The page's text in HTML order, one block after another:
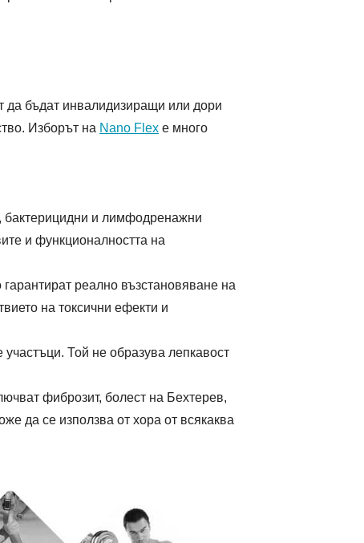
да бъдат инвалидизиращи или дори
Изборът на Nano Flex е много
бактерицидни и лимфодренажни
и функционалността на
реално възстановяване на
на токсични ефекти и
Той не образува лепкавост
фиброзит, болест на Бехтерев,
да се използва от хора от всякаква